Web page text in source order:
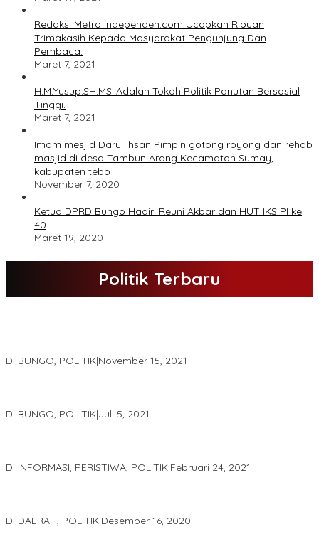
Redaksi Metro Independen.com Ucapkan Ribuan
Trimakasih Kepada Masyarakat Pengunjung Dan
Pembaca.
Maret 7, 2021
H.M.Yusup.SH.MSi.Adalah Tokoh Politik Panutan Bersosial
Tinggi.
Maret 7, 2021
Imam mesjid Darul Ihsan Pimpin gotong royong dan rehab
masjid di desa Tambun Arang Kecamatan Sumay,
kabupaten tebo
November 7, 2020
Ketua DPRD Bungo Hadiri Reuni Akbar dan HUT IKS PI ke
40
Maret 19, 2020
Politik Terbaru
Di BUNGO, POLITIK|November 15, 2021
Di BUNGO, POLITIK|Juli 5, 2021
Di INFORMASI, PERISTIWA, POLITIK|Februari 24, 2021
Di DAERAH, POLITIK|Desember 16, 2020